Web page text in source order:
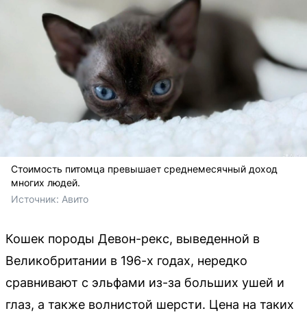
Стоимость питомца превышает среднемесячный доход
многих людей.
Источник: Авито
Кошек породы Девон-рекс, выведенной в
Великобритании в 196-х годах, нередко
сравнивают с эльфами из-за больших ушей и
глаз, а также волнистой шерсти. Цена на таких